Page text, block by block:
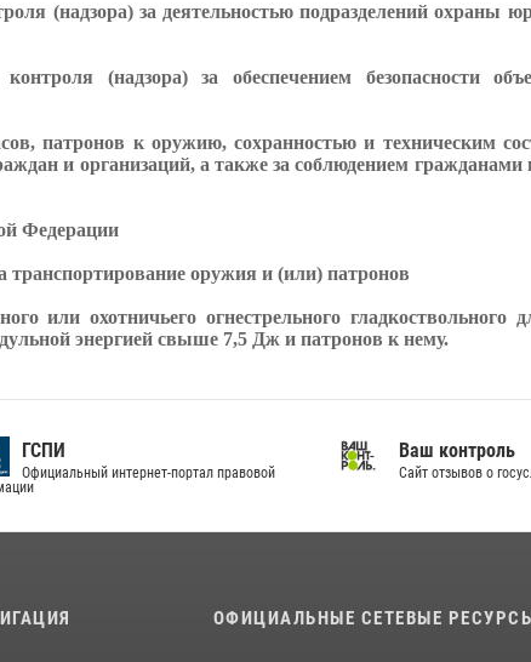
(надзора) за деятельностью подразделений охраны
(надзора) за обеспечением безопасности
патронов к оружию, сохранностью и техническим
и организаций, а также за соблюдением гражданами
Федерации
оружия и (или) патронов
или охотничьего огнестрельного гладкоствольного
энергией свыше 7,5 Дж и патронов к нему.
ГСПИ
Официальный интернет-портал правовой
Ваш контроль
Сайт отзывов о
ОФИЦИАЛЬНЫЕ СЕТЕВЫЕ